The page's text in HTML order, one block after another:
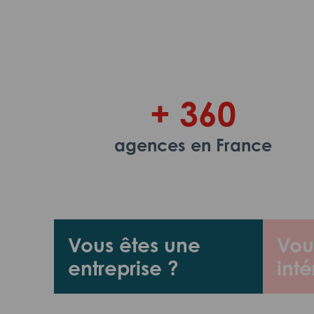
Vous êtes une
entreprise ?
+ 360
agences en France